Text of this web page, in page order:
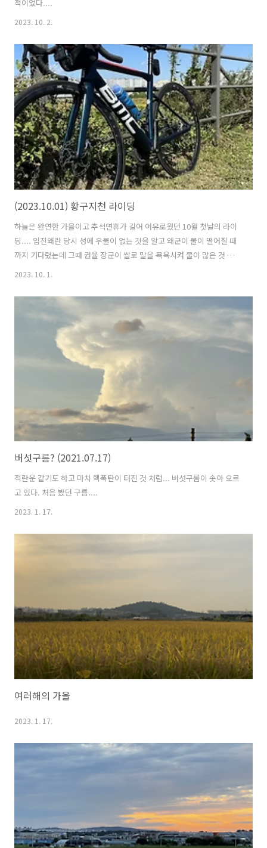
적이었다....
2023. 10. 2.
(2023.10.01) 황구지천 라이딩
하늘은 완연한 가을이고 추석연휴가 길어 여유로웠던 10월 첫날의 라이
딩.... 임진왜란 당시 성에 우물이 없는 것을 알고 왜군이 물이 떨어질 때
까지 기다렸는데 그때 권율 장군이 쌀로 말을 목욕시켜 물이 많은 것 처
럼 왜군을 속여 물러나게 했다는 일화가 있는 오산 세마대에 위치한 독산
2023. 10. 1.
버섯구름? (2021.07.17)
적란운 같기도 하고 마치 핵폭탄이 터진 것 처럼... 버섯구름이 솟아 오르
고 있다. 처음 봤던 구름....
2023. 1. 17.
여러해의 가을
2023. 1. 17.